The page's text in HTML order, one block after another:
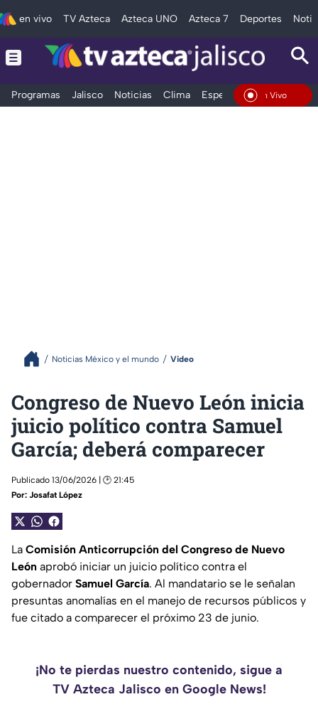
en vivo TV Azteca Azteca UNO Azteca 7 Deportes
Programas Jalisco Noticias Clima Espectáculos Deportes
En Vivo
Noticias México y el mundo Video
Congreso de Nuevo León inicia
juicio político contra Samuel
García; deberá comparecer
Publicado 13/06/2026 | 🕑 21:45
Por: Josafat López
La Comisión Anticorrupción del Congreso de Nuevo
León aprobó iniciar un juicio político contra el
gobernador Samuel García. Al mandatario se le señalan
presuntas anomalías en el manejo de recursos públicos y
fue citado a comparecer el próximo 23 de junio.
¡No te pierdas nuestro contenido, sigue a
TV Azteca Jalisco en Google News!